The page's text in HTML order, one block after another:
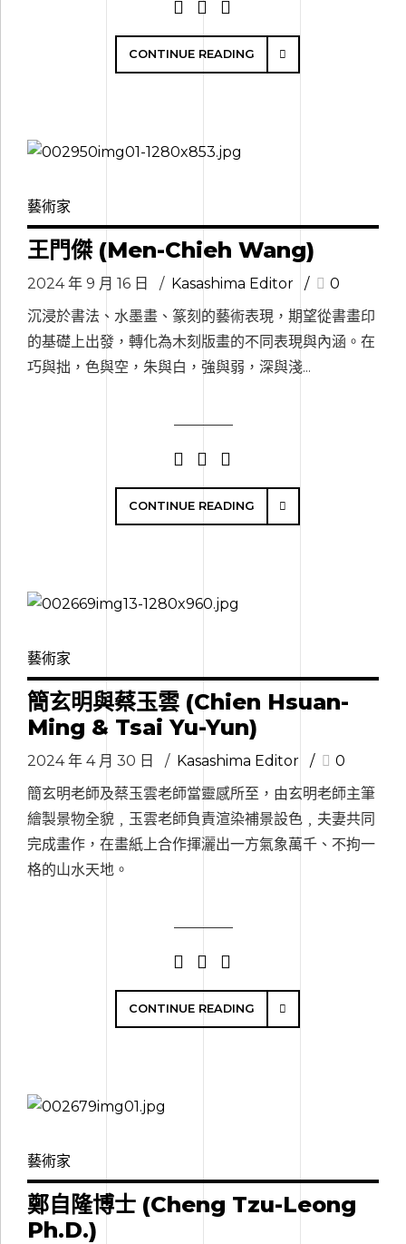
CONTINUE READING
藝術家
王門傑 (Men-Chieh Wang)
2024 年 9 月 16 日 Kasashima Editor
0
沉浸於書法、水墨畫、篆刻的藝術表現，期望從書畫印
的基礎上出發，轉化為木刻版畫的不同表現與內涵。在
巧與拙，色與空，朱與白，強與弱，深與淺...
CONTINUE READING
藝術家
簡玄明與蔡玉雲 (Chien Hsuan-
Ming & Tsai Yu-Yun)
2024 年 4 月 30 日 Kasashima Editor
0
簡玄明老師及蔡玉雲老師當靈感所至，由玄明老師主筆
繪製景物全貌﹐玉雲老師負責渲染補景設色﹐夫妻共同
完成畫作，在畫紙上合作揮灑出一方氣象萬千、不拘一
格的山水天地。
CONTINUE READING
藝術家
鄭自隆博士 (Cheng Tzu-Leong
Ph.D.)